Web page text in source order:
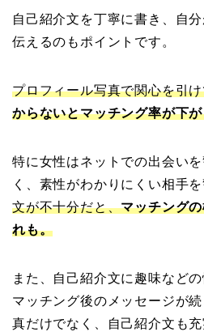
自己紹介文を丁寧に書き、自
伝えるのもポイントです。
プロフィール写真で関心を引
からないとマッチング率が下
特に女性はネットでの出会い
く、素性がわかりにくい相手を
文が不十分だと、マッチング
れも。
また、自己紹介文に趣味など
マッチング後のメッセージが
真だけでなく、自己紹介文も充